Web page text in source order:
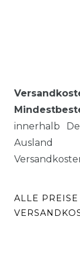
innerhalb
ALLE